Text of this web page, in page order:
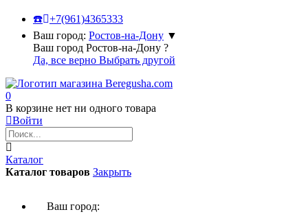
☎️ +7(961)4365333
Ваш город: Ростов-на-Дону ▼
Ваш город Ростов-на-Дону ?
Да, все верно Выбрать другой
0
В корзине нет ни одного товара
Войти
Каталог
Каталог товаров Закрыть
Ваш город: